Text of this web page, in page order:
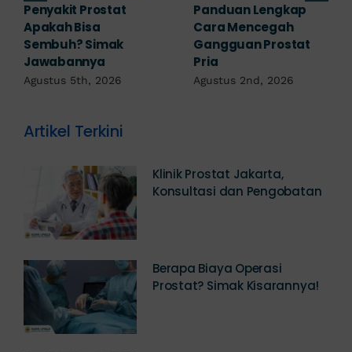
Panduan Lengkap
Cara Mencegah
Gangguan Prostat
Pria
Agustus 2nd, 2026
7 Komplikasi
yang Perlu
Diwaspadai
Artikel Terkini
Klinik Prostat Jakarta,
Konsultasi dan Pengobatan
Berapa Biaya Operasi
Prostat? Simak Kisarannya!